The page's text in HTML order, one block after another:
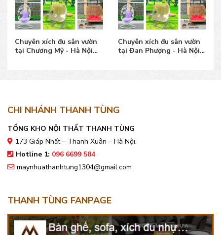
Chuyên xích đu sân vườn
tại Chương Mỹ - Hà Nội
Chuyên xích đu sân vườn
tại Đan Phượng - Hà Nội
CHI NHÁNH THANH TÙNG
TỔNG KHO NỘI THẤT THANH TÙNG
173 Giáp Nhất – Thanh Xuân – Hà Nội.
Hotline 1: 096 6699 584
maynhuathanhtung1304@gmail.com
THANH TÙNG FANPAGE